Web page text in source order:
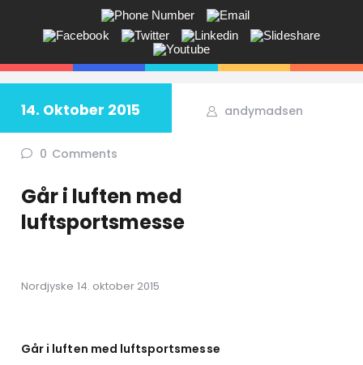
ANDY V.S. MADSEN:
KOMMUNIKATION, COACHING,
EVENTS, NETVÆRK,
Får du ikke sagt tingene på den rigtige måde? Savner du flere kunder
i butikken? Jeg hjælper dig!
14. Oktober 2015 andymadsen
0 Comments
Går i luften med
luftsportsmesse
Nordjyske 14. oktober 2015
Går i luften med luftsportsmesse